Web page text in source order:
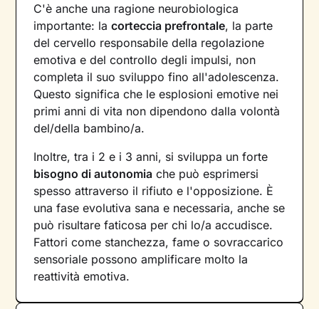
C'è anche una ragione neurobiologica
importante: lacorteccia prefrontale, la parte
del cervello responsabile della regolazione
emotiva e del controllo degli impulsi, non
completa il suo sviluppo fino all'adolescenza.
Questo significa che le esplosioni emotive nei
primi anni di vita non dipendono dalla volontà
del/della bambino/a.
Inoltre, tra i 2 e i 3 anni, si sviluppa un forte
bisogno di autonomia che può esprimersi
spesso attraverso il rifiuto e l'opposizione. È
una fase evolutiva sana e necessaria, anche se
può risultare faticosa per chi lo/a accudisce.
Fattori come stanchezza, fame o sovraccarico
sensoriale possono amplificare molto la
reattività emotiva.